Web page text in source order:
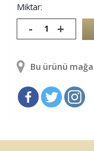
Miktar:
- +
Bu ürünü